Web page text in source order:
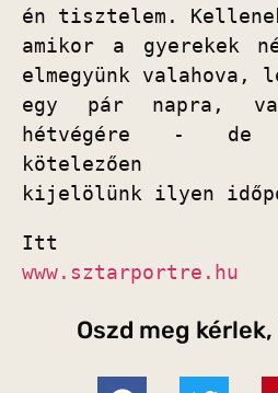
én tisztelem.
amikor a gyerekek
elmegyünk valahova,
egy pár napra,
hétvégére - de
kötelezően
kijelölünk ilyen
www.sztarportre.hu
Oszd meg